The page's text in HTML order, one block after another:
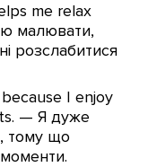
me relax
малювати,
розслабитися
I enjoy
— Я дуже
тому що